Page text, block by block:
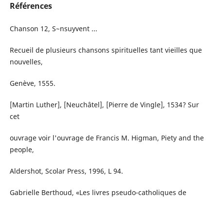
Références
Chanson 12, S~nsuyvent ...
Recueil de plusieurs chansons spirituelles tant vieilles que
nouvelles,
Genève, 1555.
[Martin Luther], [Neuchâtel], [Pierre de Vingle], 1534? Sur
cet
ouvrage voir l'ouvrage de Francis M. Higman, Piety and the
people,
Aldershot, Scolar Press, 1996, L 94.
Gabrielle Berthoud, «Les livres pseudo-catholiques de